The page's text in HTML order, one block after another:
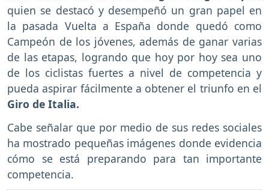
quien se destacó y desempeñó un gran papel en
la pasada Vuelta a España donde quedó como
Campeón de los jóvenes, además de ganar varias
de las etapas, logrando que hoy por hoy sea uno
de los ciclistas fuertes a nivel de competencia y
pueda aspirar fácilmente a obtener el triunfo en el
Giro de Italia.
Cabe señalar que por medio de sus redes sociales
ha mostrado pequeñas imágenes donde evidencia
cómo se está preparando para tan importante
competencia.